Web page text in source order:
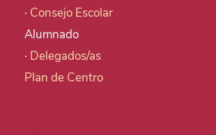
· Consejo Escolar
Alumnado
· Delegados/as
Plan de Centro